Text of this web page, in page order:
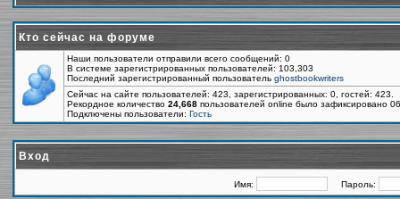
Кто сейчас на форуме
Наши пользователи отправили всего сообщений: 0
В системе зарегистрированных пользователей: 103,303
Последний зарегистрированный пользователь ghostbookwriters
Сейчас на сайте пользователей: 423, зарегистрированных: 0, гостей:
Рекордное количество 24,668 пользователей online было зафиксировано
Подключены пользователи: Гость
Вход
Имя: Пароль: